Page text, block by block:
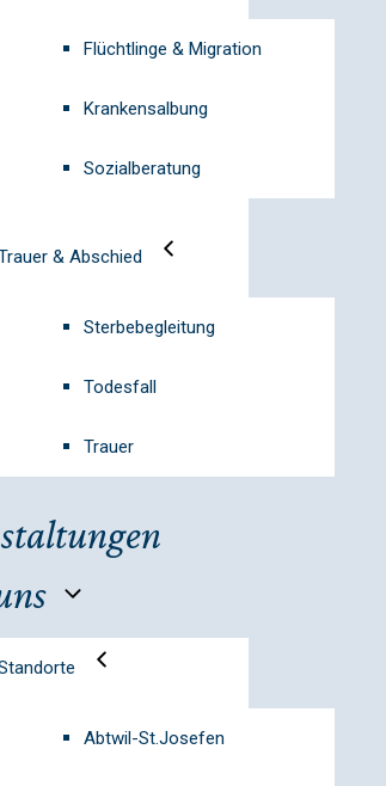
Flüchtlinge & Migration
Krankensalbung
Sozialberatung
& Abschied
Sterbebegleitung
Todesfall
Trauer
Abtwil-St.Josefen